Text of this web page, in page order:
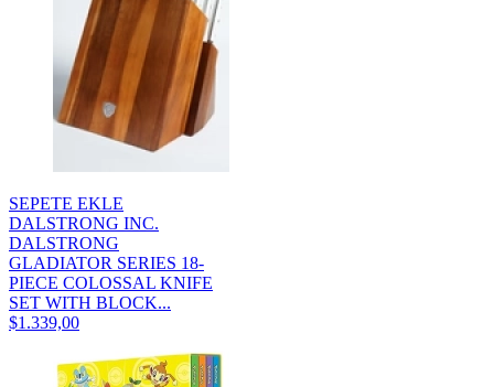
SEPETE EKLE
DALSTRONG INC.
DALSTRONG
GLADIATOR SERIES 18-
PIECE COLOSSAL KNIFE
SET WITH BLOCK...
$1.339,00